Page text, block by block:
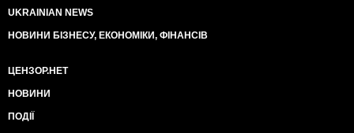
UKRAINIAN NEWS
НОВИНИ БІЗНЕСУ, ЕКОНОМІКИ, ФІНАНСІВ
ЦЕНЗОР.НЕТ
НОВИНИ
ПОДІЇ